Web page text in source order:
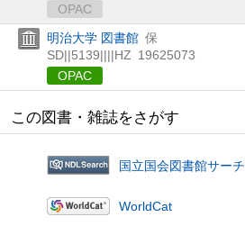
OPAC
明治大学 図書館 保
SD||5139||||HZ 19625073
OPAC
この図書・雑誌をさがす
国立国会図書館サーチ
WorldCat